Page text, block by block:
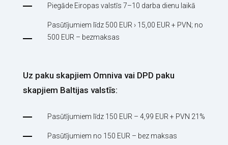
Piegāde Eiropas valstīs 7–10 darba dienu laikā
Pasūtījumiem līdz 500 EUR › 15,00 EUR + PVN; no
500 EUR – bezmaksas
Uz paku skapjiem Omniva vai DPD paku
skapjiem Baltijas valstīs:
Pasūtījumiem līdz 150 EUR – 4,99 EUR + PVN 21%
Pasūtījumiem no 150 EUR – bez maksas